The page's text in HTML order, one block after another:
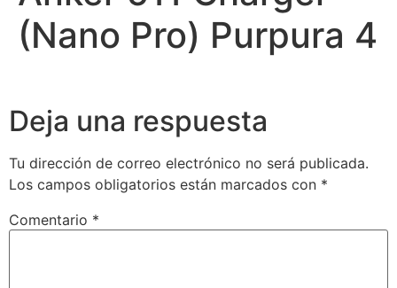
(Nano Pro) Purpura 4
Deja una respuesta
Tu dirección de correo electrónico no será publicada.
Los campos obligatorios están marcados con *
Comentario *